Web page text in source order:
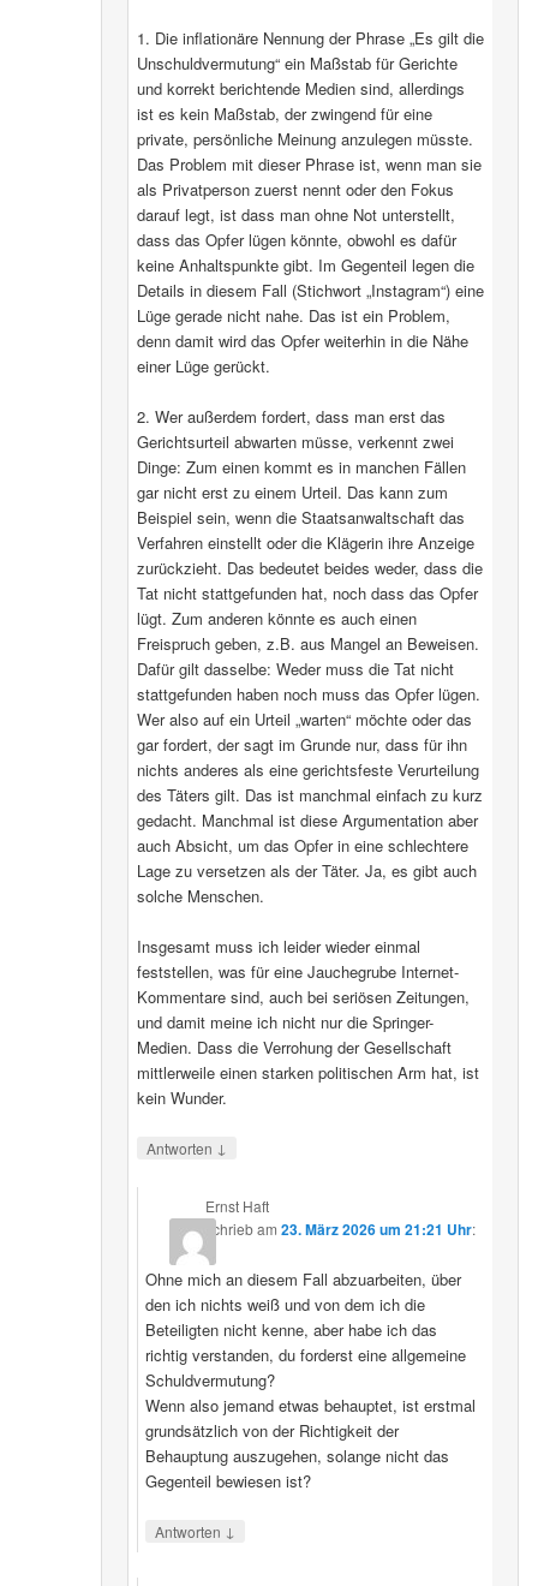
1. Die inflationäre Nennung der Phrase „Es gilt die
Unschuldvermutung“ ein Maßstab für Gerichte
und korrekt berichtende Medien sind, allerdings
ist es kein Maßstab, der zwingend für eine
private, persönliche Meinung anzulegen müsste.
Das Problem mit dieser Phrase ist, wenn man sie
als Privatperson zuerst nennt oder den Fokus
darauf legt, ist dass man ohne Not unterstellt,
dass das Opfer lügen könnte, obwohl es dafür
keine Anhaltspunkte gibt. Im Gegenteil legen die
Details in diesem Fall (Stichwort „Instagram“) eine
Lüge gerade nicht nahe. Das ist ein Problem,
denn damit wird das Opfer weiterhin in die Nähe
einer Lüge gerückt.
2. Wer außerdem fordert, dass man erst das
Gerichtsurteil abwarten müsse, verkennt zwei
Dinge: Zum einen kommt es in manchen Fällen
gar nicht erst zu einem Urteil. Das kann zum
Beispiel sein, wenn die Staatsanwaltschaft das
Verfahren einstellt oder die Klägerin ihre Anzeige
zurückzieht. Das bedeutet beides weder, dass die
Tat nicht stattgefunden hat, noch dass das Opfer
lügt. Zum anderen könnte es auch einen
Freispruch geben, z.B. aus Mangel an Beweisen.
Dafür gilt dasselbe: Weder muss die Tat nicht
stattgefunden haben noch muss das Opfer lügen.
Wer also auf ein Urteil „warten“ möchte oder das
gar fordert, der sagt im Grunde nur, dass für ihn
nichts anderes als eine gerichtsfeste Verurteilung
des Täters gilt. Das ist manchmal einfach zu kurz
gedacht. Manchmal ist diese Argumentation aber
auch Absicht, um das Opfer in eine schlechtere
Lage zu versetzen als der Täter. Ja, es gibt auch
solche Menschen.
Insgesamt muss ich leider wieder einmal
feststellen, was für eine Jauchegrube Internet-
Kommentare sind, auch bei seriösen Zeitungen,
und damit meine ich nicht nur die Springer-
Medien. Dass die Verrohung der Gesellschaft
mittlerweile einen starken politischen Arm hat, ist
kein Wunder.
Antworten ↓
Ernst Haft
schriebam23. März 2026 um 21:21 Uhr:
Ohne mich an diesem Fall abzuarbeiten, über
den ich nichts weiß und von dem ich die
Beteiligten nicht kenne, aber habe ich das
richtig verstanden, du forderst eine allgemeine
Schuldvermutung?
Wenn also jemand etwas behauptet, ist erstmal
grundsätzlich von der Richtigkeit der
Behauptung auszugehen, solange nicht das
Gegenteil bewiesen ist?
Antworten ↓